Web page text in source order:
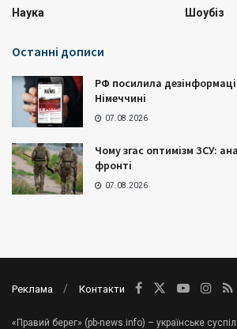
Наука
Шоубіз
Останні дописи
РФ посилила
Німеччині
07.08.2026
Чому згас оптимізм ЗСУ:
фронті
07.08.2026
Реклама Контакти
«Правий берег» (pb-news.info) – українське